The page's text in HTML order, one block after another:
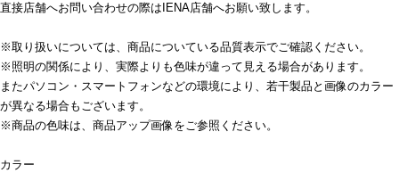
直接店舗へお問い合わせの際はIENA店舗へお願い致します。
※取り扱いについては、商品についている品質表示でご確認ください。
※照明の関係により、実際よりも色味が違って見える場合があります。
またパソコン・スマートフォンなどの環境により、若干製品と画像のカラー
が異なる場合もございます。
※商品の色味は、商品アップ画像をご参照ください。
カラー